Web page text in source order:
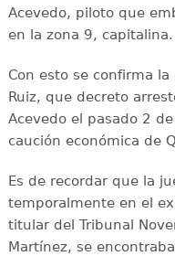
Acevedo, piloto que
en la zona 9, capitalina.
Con esto se confirma
Ruiz, que decreto
Acevedo el pasado 2
caución económica de
Es de recordar que la
temporalmente en el
titular del Tribunal
Martínez, se